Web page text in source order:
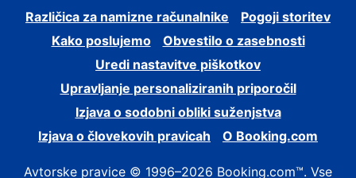
Različica za namizne računalnike
Pogoji storitev
Kako poslujemo
Obvestilo o zasebnosti
Uredi nastavitve piškotkov
Upravljanje personaliziranih priporočil
Izjava o sodobni obliki suženjstva
Izjava o človekovih pravicah
O Booking.com
Avtorske pravice © 1996–2026 Booking.com™. Vse